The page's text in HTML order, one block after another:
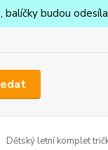
budou
Dětský letní komplet